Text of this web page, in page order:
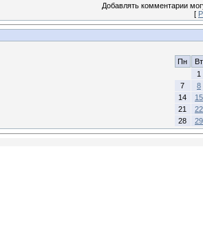
Добавлять комментарии
[
Пн
Вт
1
7
8
14
15
21
22
28
29